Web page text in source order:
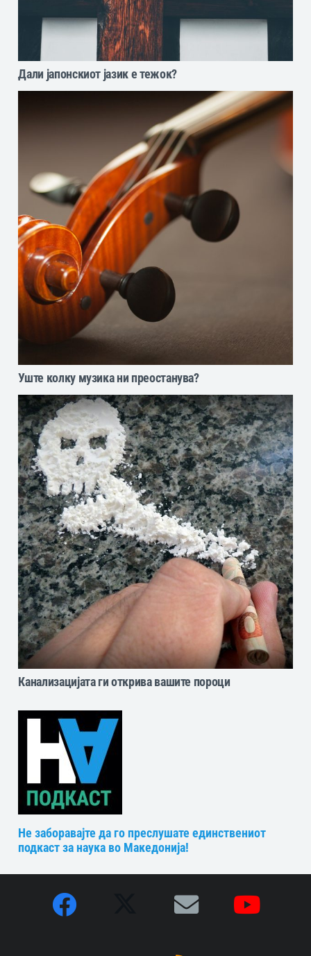
Дали јапонскиот јазик е тежок?
Уште колку музика ни преостанува?
Канализацијата ги открива вашите пороци
Не заборавајте да го преслушате единствениот
подкаст за наука во Македонија!